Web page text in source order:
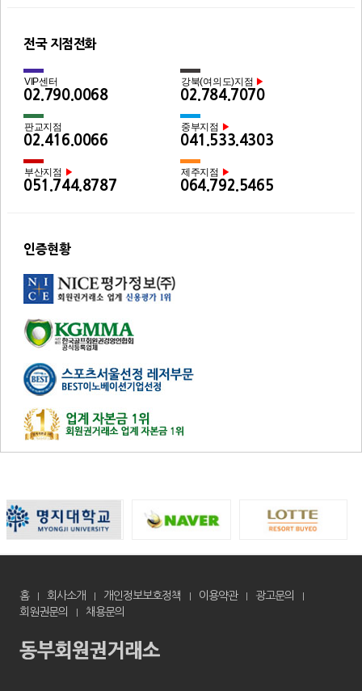
전국 지점전화
VIP센터
02.790.0068
강북(여의도)지점 ▶
02.784.7070
판교지점
02.416.0066
중부지점 ▶
041.533.4303
부산지점 ▶
051.744.8787
제주지점 ▶
064.792.5465
인증현황
홈 회사소개 개인정보보호정책 이용약관
광고문의
회원권문의
채용문의